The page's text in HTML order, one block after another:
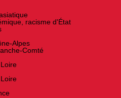
racisme d'État
Alpes
Comté